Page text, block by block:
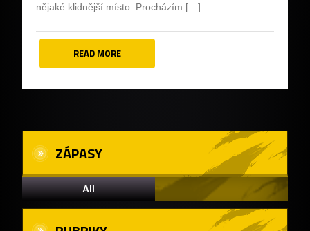
nějaké klidnější místo. Procházím […]
READ MORE
ZÁPASY
All